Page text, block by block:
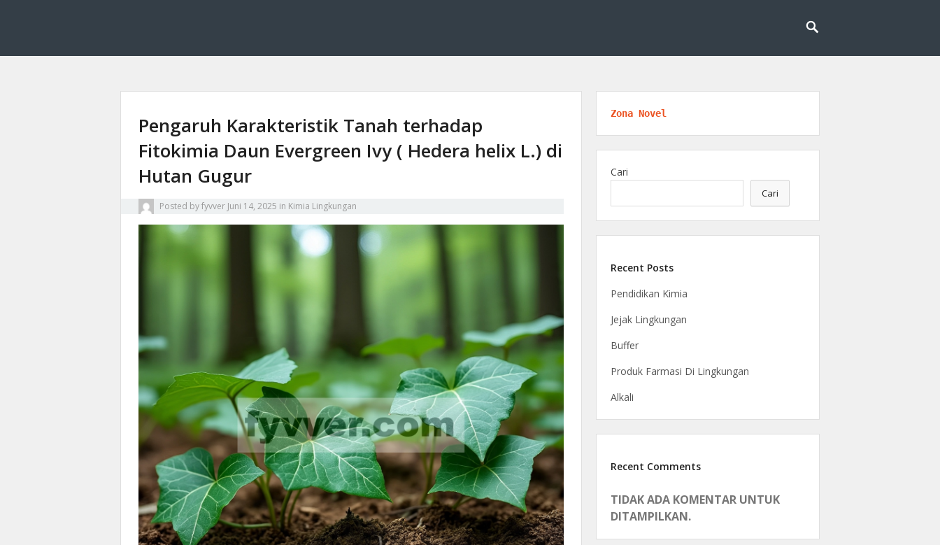
Pengaruh Karakteristik Tanah terhadap
Fitokimia Daun Evergreen Ivy ( Hedera helix L.) di
Hutan Gugur
Posted byfyvver Juni 14, 2025 in Kimia Lingkungan
Zona Novel
Cari
Cari
Recent Posts
Pendidikan Kimia
Jejak Lingkungan
Buffer
Produk Farmasi Di Lingkungan
Alkali
Recent Comments
TIDAK ADA KOMENTAR UNTUK
DITAMPILKAN.